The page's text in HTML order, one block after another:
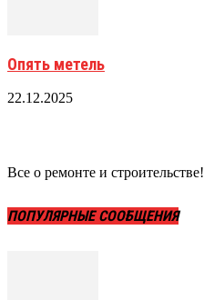
Опять метель
22.12.2025
Все о ремонте и строительстве!
ПОПУЛЯРНЫЕ СООБЩЕНИЯ